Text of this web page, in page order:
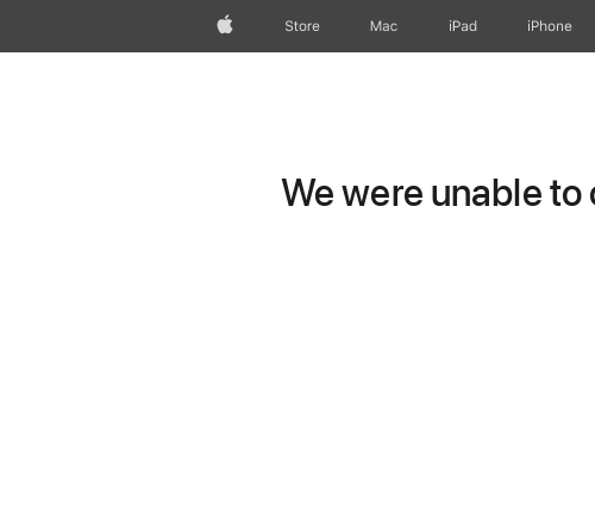
Apple Store Mac iPad iPhone
We were unable